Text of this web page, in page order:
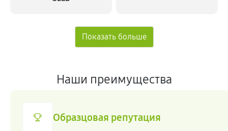
Наши преимущества
Образцовая репутация